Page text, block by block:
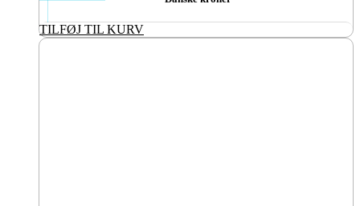
TILFØJ TIL KURV